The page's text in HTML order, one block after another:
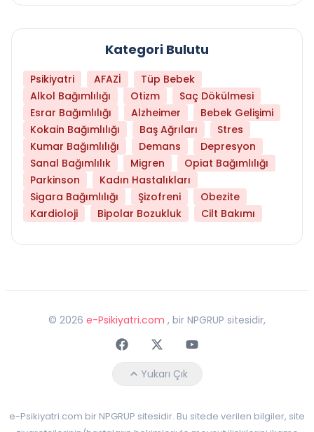
Kategori Bulutu
Psikiyatri AFAZİ
Tüp Bebek
Alkol Bağımlılığı
Otizm
Saç Dökülmesi
Esrar Bağımlılığı
Alzheimer
Bebek Gelişimi
Kokain Bağımlılığı
Baş Ağrıları
Stres
Kumar Bağımlılığı
Demans
Depresyon
Sanal Bağımlılık
Migren
Opiat Bağımlılığı
Parkinson
Kadın Hastalıkları
Sigara Bağımlılığı
Şizofreni
Obezite
Kardioloji
Bipolar Bozukluk Cilt Bakımı
© 2026 e-Psikiyatri.com , bir NPGRUP sitesidir,
FaceebokTwitterYoutube
Yukarı Çık
e-Psikiyatri.com bir NPGRUP sitesidir. Bu sitede verilen bilgiler, site